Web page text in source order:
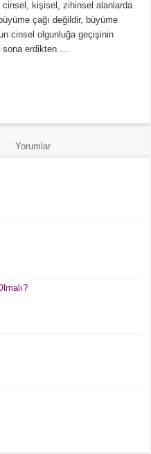
kişisel, zihinsel alanlarda
çağı değildir, büyüme
cinsel olgunluğa geçişinin
sona erdikten …
Yorumlar